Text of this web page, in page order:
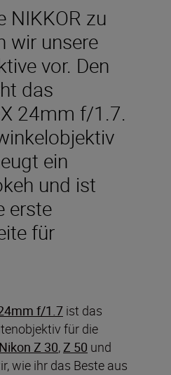
NIKKOR zu
wir unsere
vor. Den
das
24mm f/1.7.
ein
und ist
erste
für
f/1.7 ist das
für die
Nikon Z 30,Z 50 und
wie ihr das Beste aus